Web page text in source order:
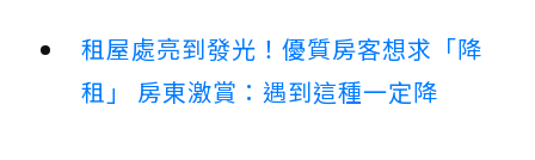
租屋處亮到發光！優質房客想求「降
租」 房東激賞：遇到這種一定降